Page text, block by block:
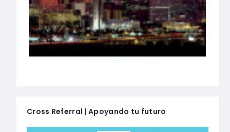
Cross Referral | Apoyando tu futuro